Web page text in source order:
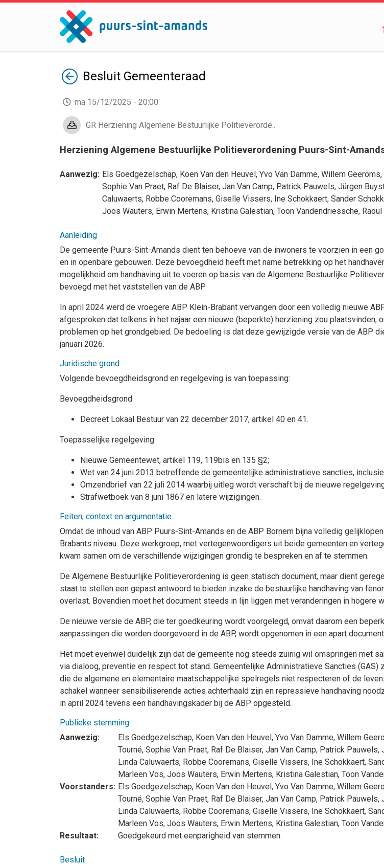
TerugBesluit Gemeenteraad
ma 15/12/2025 - 20:00
GR Herziening Algemene Bestuurlijke Politieverorde..
Herziening Algemene Bestuurlijke Politieverordening Puurs-Sint-
Aanwezig: Els Goedgezelschap, Koen Van den Heuvel, Yvo Van Damme, Willem Geeroms,
Sophie Van Praet, Raf De Blaiser, Jan Van Camp, Patrick Pauwels, Jürgen
Caluwaerts, Robbe Cooremans, Giselle Vissers, Ine Schokkaert, Sander
Joos Wauters, Erwin Mertens, Kristina Galestian, Toon Vandendriessche,
Aanleiding
De gemeente Puurs-Sint-Amands dient ten behoeve van de inwoners te voorzien in een
en in openbare gebouwen. Deze bevoegdheid heeft met name betrekking op het
mogelijkheid om handhaving uit te voeren op basis van de Algemene Bestuurlijke
bevoegd met het vaststellen van de ABP.
In april 2024 werd de vroegere ABP Klein-Brabant vervangen door een volledig nieuwe
afgesproken dat telkens in het najaar een nieuwe (beperkte) herziening zou
problemen op het grondgebied. De bedoeling is dat deze gewijzigde versie van de ABP
januari 2026.
Juridische grond
Volgende bevoegdheidsgrond en regelgeving is van toepassing:
Bevoegdheidsgrond
Decreet Lokaal Bestuur van 22 december 2017, artikel 40 en 41.
Toepasselijke regelgeving
Nieuwe Gemeentewet, artikel 119, 119bis en 135 §2;
Wet van 24 juni 2013 betreffende de gemeentelijke administratieve sancties,
Omzendbrief van 22 juli 2014 waarbij uitleg wordt verschaft bij de nieuwe
Strafwetboek van 8 juni 1867 en latere wijzigingen.
Feiten, context en argumentatie
Omdat de inhoud van ABP Puurs-Sint-Amands en de ABP Bornem bijna volledig
Brabants niveau. Deze werkgroep, met vertegenwoordigers uit beide gemeenten en
kwam samen om de verschillende wijzigingen grondig te bespreken en af te stemmen.
De Algemene Bestuurlijke Politieverordening is geen statisch document, maar dient
staat te stellen een gepast antwoord te bieden inzake de bestuurlijke handhaving van
overlast. Bovendien moet het document steeds in lijn liggen met veranderingen in hogere
De nieuwe versie de ABP, die ter goedkeuring wordt voorgelegd, omvat daarom een
aanpassingen die worden doorgevoerd in de ABP, wordt opgenomen in een apart
Het moet evenwel duidelijk zijn dat de gemeente nog steeds zuinig wil omspringen met
via dialoog, preventie en respect tot stand. Gemeentelijke Administratieve Sancties
die de algemene en elementaire maatschappelijke spelregels niet respecteren of de
schakel wanneer sensibiliserende acties achterhaald zijn en repressieve handhaving
in april 2024 tevens een handhavingskader bij de ABP opgesteld.
Publieke stemming
Aanwezig:
Els Goedgezelschap, Koen Van den Heuvel, Yvo Van Damme, Willem
Tourné, Sophie Van Praet, Raf De Blaiser, Jan Van Camp, Patrick Pauwels,
Linda Caluwaerts, Robbe Cooremans, Giselle Vissers, Ine Schokkaert,
Marleen Vos, Joos Wauters, Erwin Mertens, Kristina Galestian, Toon
Voorstanders: Els Goedgezelschap, Koen Van den Heuvel, Yvo Van Damme, Willem
Tourné, Sophie Van Praet, Raf De Blaiser, Jan Van Camp, Patrick Pauwels,
Linda Caluwaerts, Robbe Cooremans, Giselle Vissers, Ine Schokkaert,
Marleen Vos, Joos Wauters, Erwin Mertens, Kristina Galestian, Toon
Resultaat:
Goedgekeurd met eenparigheid van stemmen.
Besluit